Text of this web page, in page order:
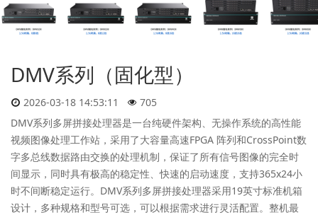
DMV系列（固化型）
2026-03-18 14:53:11
705
DMV系列多屏拼接处理器是⼀台纯硬件架构、⽆操作系统的⾼性能
视频图像处理⼯作站，采⽤了⼤容量⾼速FPGA 阵列和CrossPoint数
字多总线数据路由交换的处理机制，保证了所有信号图像的完全时
间显⽰，同时具有极⾼的稳定性、快速的启动速度，⽀持365x24⼩
时不间断稳定运⾏。DMV系列多屏拼接处理器采⽤19英⼨标准机箱
设计，多种规格和型号可选，可以根据需求进⾏灵活配置。整机最